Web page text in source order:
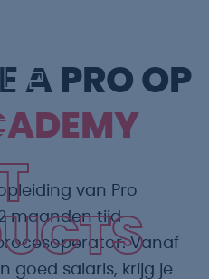
A PRO OP
van Pro
maanden tijd
Vanaf
goed salaris, krijg je